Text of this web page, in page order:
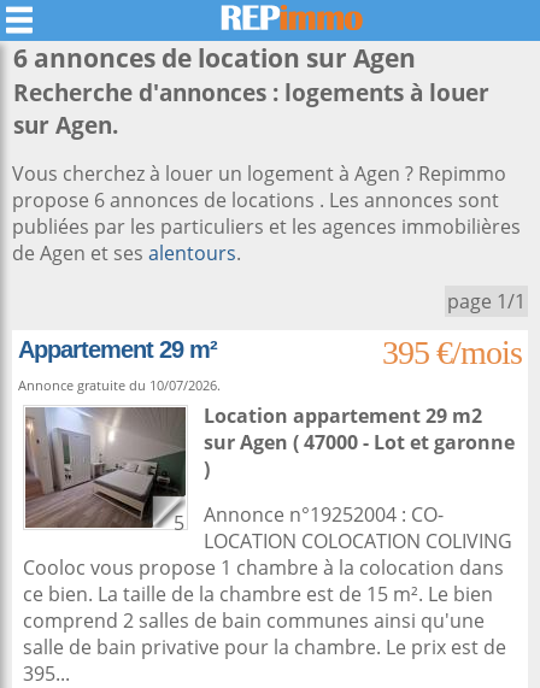
6 annonces de location sur Agen
Recherche d'annonces : logements à louer
sur Agen.
Vous cherchez à louer un logement à Agen ? Repimmo
propose 6 annonces de locations . Les annonces sont
publiées par les particuliers et les agences immobilières
de Agen et ses alentours.
page 1/1
Appartement 29 m²
395 €/mois
Annonce gratuite du 10/07/2026.
5
Location appartement 29 m2
surAgen ( 47000 - Lot et garonne
)
Annonce n°19252004 : CO-
LOCATION COLOCATION COLIVING
Cooloc vous propose 1 chambre à la colocation dans
ce bien. La taille de la chambre est de 15 m². Le bien
comprend 2 salles de bain communes ainsi qu'une
salle de bain privative pour la chambre. Le prix est de
395...